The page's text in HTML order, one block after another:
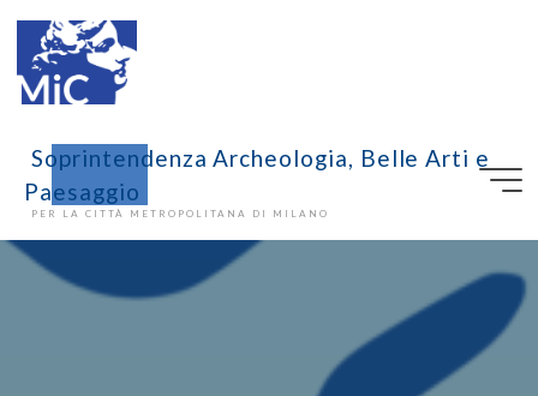
Soprintendenza Archeologia, Belle Arti e
Paesaggio
PER LA CITTÀ METROPOLITANA DI MILANO